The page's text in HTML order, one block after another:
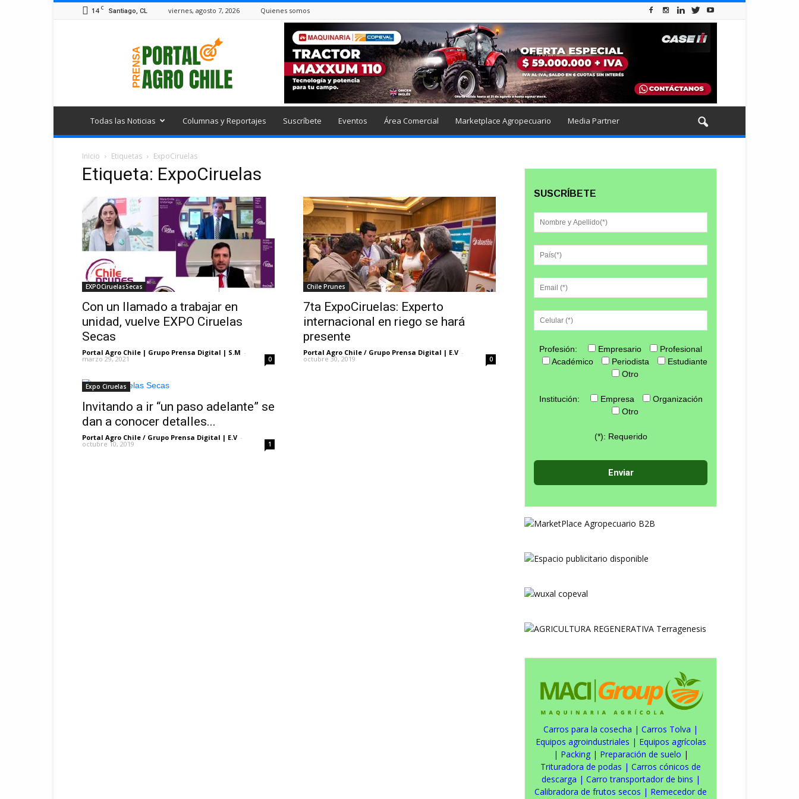
14 C Santiago, CL viernes, agosto 7, 2026 Quienes somos
Todas las Noticias Columnas y Reportajes Suscríbete Eventos Área Comercial Marketplace Agropecuario Media Partner
Inicio Etiquetas ExpoCiruelas
Etiqueta: ExpoCiruelas
EXPOCiruelasSecas
Con un llamado a trabajar en
unidad, vuelve EXPO Ciruelas
Secas
Portal Agro Chile | Grupo Prensa Digital | S.M -
marzo 29, 2021 0
Chile Prunes
7ta ExpoCiruelas: Experto
internacional en riego se hará
presente
Portal Agro Chile / Grupo Prensa Digital | E.V -
octubre 30, 2019 0
Expo Ciruelas
Invitando a ir “un paso adelante” se
dan a conocer detalles...
Portal Agro Chile / Grupo Prensa Digital | E.V -
octubre 10, 2019 1
SUSCRÍBETE
Profesión: Empresario
Profesional
Académico
Periodista
Estudiante
Otro
Institución: Empresa
Organización
Otro
(*): Requerido
Carros para la cosecha | Carros Tolva |
Equipos agroindustriales | Equipos agrícolas
| Packing| Preparación de suelo |
Trituradora de podas | Carros cónicos de
descarga | Carro transportador de bins |
Calibradora de frutos secos | Remecedor de